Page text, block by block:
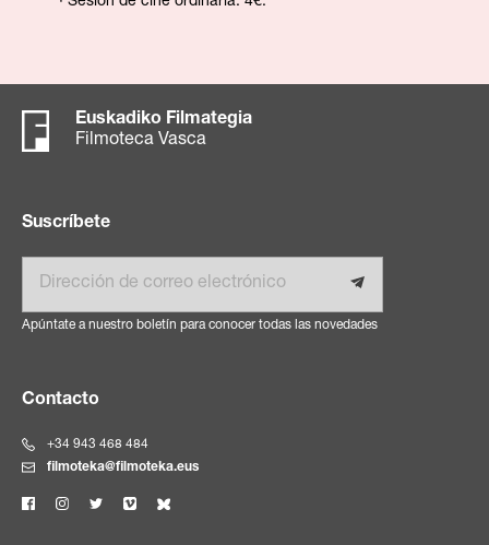
Euskadiko Filmategia
Filmoteca Vasca
Suscríbete
Apúntate a nuestro boletín para conocer todas las novedades
Contacto
+34 943 468 484
filmoteka@filmoteka.eus